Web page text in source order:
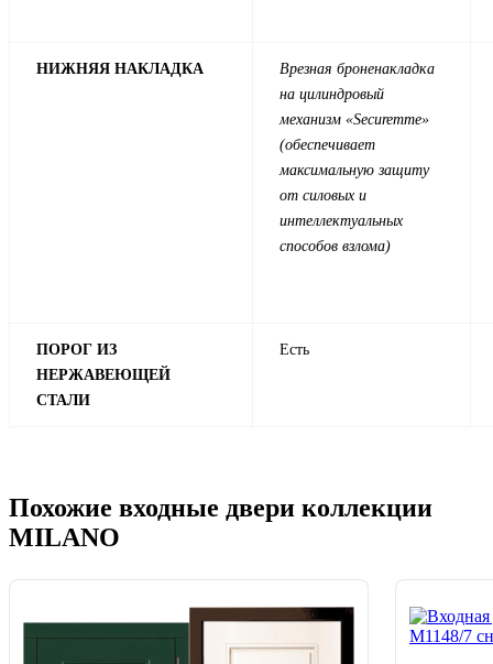
НИЖНЯЯ НАКЛАДКА
Врезная броненакладка
на цилиндровый
механизм «Securemme»
(обеспечивает
максимальную защиту
от силовых и
интеллектуальных
способов взлома)
ПОРОГ ИЗ
НЕРЖАВЕЮЩЕЙ
СТАЛИ
Есть
Похожие входные двери коллекции
MILANO